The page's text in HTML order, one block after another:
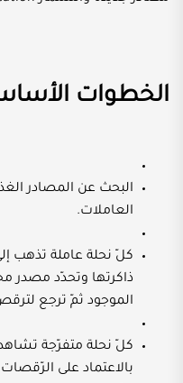
الخطوات
البحث عن المصادر
العاملات.
كلّ نحلة عاملة تذهب
ذاكرتها وتحدّد مصدر
الموجود ثمّ ترجع
كلّ نحلة متفرّجة
بالاعتماد على